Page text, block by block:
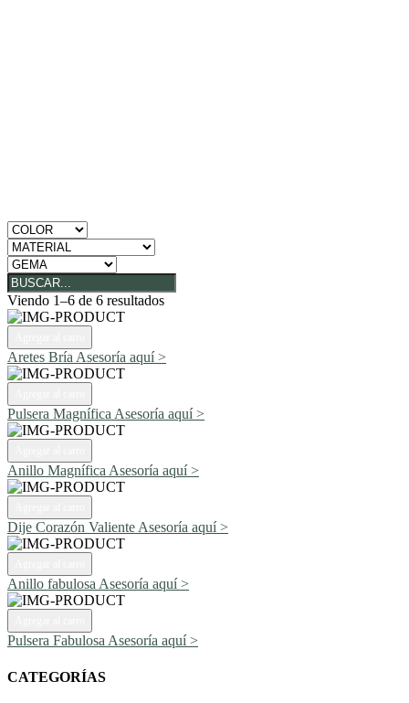
Viendo 1–6 de 6 resultados
Aretes Bría Asesoría aquí >
Pulsera Magnífica Asesoría aquí >
Anillo Magnífica Asesoría aquí >
Dije Corazón Valiente Asesoría aquí >
Anillo fabulosa Asesoría aquí >
Pulsera Fabulosa Asesoría aquí >
CATEGORÍAS